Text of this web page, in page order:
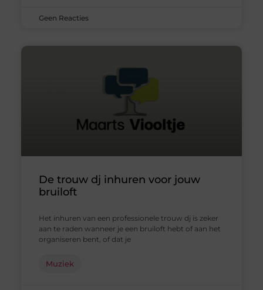
Geen Reacties
De trouw dj inhuren voor jouw
bruiloft
Het inhuren van een professionele trouw dj is zeker
aan te raden wanneer je een bruiloft hebt of aan het
organiseren bent, of dat je
Muziek